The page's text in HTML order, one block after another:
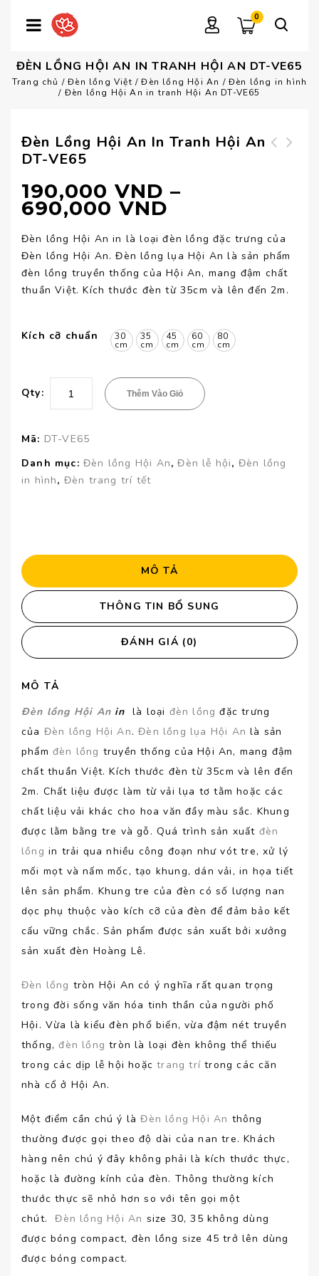
0
ĐÈN LỒNG HỘI AN IN TRANH HỘI AN DT-VE65
Trang chủ /Đèn lồng Việt /Đèn lồng Hội An /Đèn lồng in hình
/ Đèn lồng Hội An in tranh Hội An DT-VE65
Đèn Lồng Hội An In Tranh Hội An
DT-VE65
190,000 VND –
690,000 VND
Đèn lồng Hội An in là loại đèn lồng đặc trưng của
Đèn lồng Hội An. Đèn lồng lụa Hội An là sản phẩm
đèn lồng truyền thống của Hội An, mang đậm chất
thuần Việt. Kích thước đèn từ 35cm và lên đến 2m.
Kích cỡ chuẩn 30
cm
35
cm
45
cm
60
cm
80
cm
Qty: Thêm Vào Giỏ
Mã: DT-VE65
Danh mục: Đèn lồng Hội An,Đèn lễ hội, Đèn lồng
in hình, Đèn trang trí tết
MÔ TẢ
THÔNG TIN BỔ SUNG
ĐÁNH GIÁ (0)
MÔ TẢ
Đèn lồng Hội An in là loại đèn lồng đặc trưng
của Đèn lồng Hội An.Đèn lồng lụa Hội An là sản
phẩm đèn lồng truyền thống của Hội An, mang đậm
chất thuần Việt. Kích thước đèn từ 35cm và lên đến
2m. Chất liệu được làm từ vải lụa tơ tằm hoặc các
chất liệu vải khác cho hoa văn đầy màu sắc. Khung
được lằm bằng tre và gỗ. Quá trình sản xuất đèn
lồng in trải qua nhiều công đoạn như vót tre, xử lý
mối mọt và nấm mốc, tạo khung, dán vải, in họa tiết
lên sản phẩm. Khung tre của đèn có số lượng nan
dọc phụ thuộc vào kích cỡ của đèn để đảm bảo kết
cấu vững chắc. Sản phẩm được sản xuất bởi xưởng
sản xuất đèn Hoàng Lê.
Đèn lồng tròn Hội An có ý nghĩa rất quan trọng
trong đời sống văn hóa tinh thần của người phố
Hội. Vừa là kiểu đèn phổ biến, vừa đậm nét truyền
thống,đèn lồng tròn là loại đèn không thể thiếu
trong các dịp lễ hội hoặctrang trí trong các căn
nhà cổ ở Hội An.
Một điểm cần chú ý làĐèn lồng Hội An thông
thường được gọi theo độ dài của nan tre. Khách
hàng nên chú ý đây không phải là kích thước thực,
hoặc là đường kính của đèn. Thông thường kích
thước thực sẽ nhỏ hơn so với tên gọi một
chút.Đèn lồng Hội An size 30, 35 không dùng
được bóng compact, đèn lồng size 45 trở lên dùng
được bóng compact.